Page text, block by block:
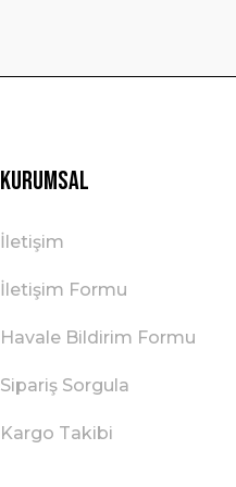
Kurumsal
İletişim
İletişim Formu
Havale Bildirim Formu
Sipariş Sorgula
Kargo Takibi